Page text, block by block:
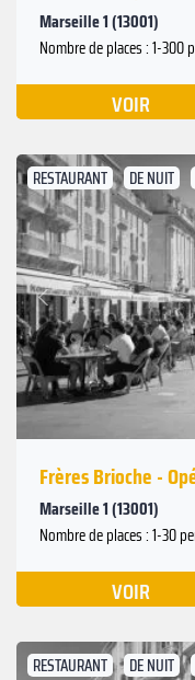
Marseille 1 (13001)
Nombre de places : 1-300
VOIR
RESTAURANT DE NUIT
Précédent
Frères Brioche -
Marseille 1 (13001)
Nombre de places : 1-30
VOIR
RESTAURANT DE NUIT